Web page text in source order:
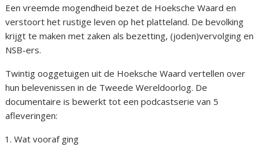
Een vreemde mogendheid bezet de Hoeksche Waard en
verstoort het rustige leven op het platteland. De bevolking
krijgt te maken met zaken als bezetting, (joden)vervolging en
NSB-ers.
Twintig ooggetuigen uit de Hoeksche Waard vertellen over
hun belevenissen in de Tweede Wereldoorlog. De
documentaire is bewerkt tot een podcastserie van 5
afleveringen:
Wat vooraf ging